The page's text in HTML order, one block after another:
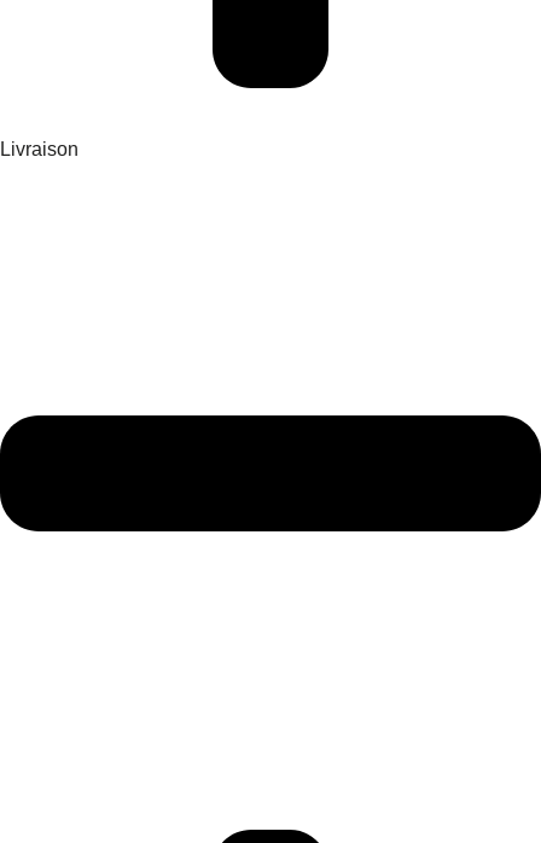
Livraison